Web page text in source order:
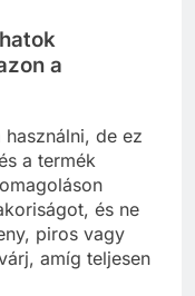
a
de ez
a termék
és ne
piros vagy
amíg teljesen